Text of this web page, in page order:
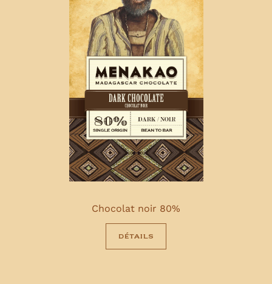
Chocolat noir 80%
détails